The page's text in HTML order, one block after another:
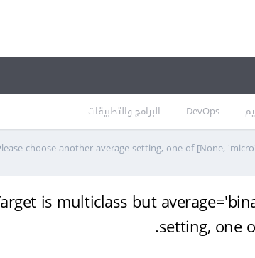
DevOps البرامج والتطبيقات
choose another average setting, one of [None,
is multiclass but
setting, one